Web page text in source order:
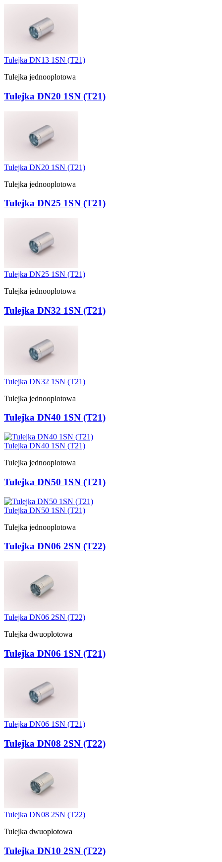
Tulejka DN13 1SN (T21)
Tulejka jednooplotowa
Tulejka DN20 1SN (T21)
Tulejka DN20 1SN (T21)
Tulejka jednooplotowa
Tulejka DN25 1SN (T21)
Tulejka DN25 1SN (T21)
Tulejka jednooplotowa
Tulejka DN32 1SN (T21)
Tulejka DN32 1SN (T21)
Tulejka jednooplotowa
Tulejka DN40 1SN (T21)
Tulejka DN40 1SN (T21)
Tulejka jednooplotowa
Tulejka DN50 1SN (T21)
Tulejka DN50 1SN (T21)
Tulejka jednooplotowa
Tulejka DN06 2SN (T22)
Tulejka DN06 2SN (T22)
Tulejka dwuoplotowa
Tulejka DN06 1SN (T21)
Tulejka DN06 1SN (T21)
Tulejka DN08 2SN (T22)
Tulejka DN08 2SN (T22)
Tulejka dwuoplotowa
Tulejka DN10 2SN (T22)